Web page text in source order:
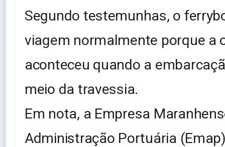
Segundo testemunhas, o
viagem normalmente porque a
aconteceu quando a
meio da travessia.
Em nota, a Empresa
Administração Portuária